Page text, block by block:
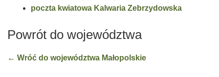
poczta kwiatowa Kalwaria Zebrzydowska
Powrót do województwa
← Wróć do województwa Małopolskie